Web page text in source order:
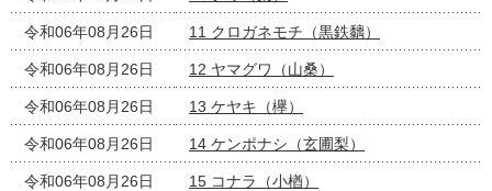
令和06年08月26日 11 クロガネモチ（黒鉄黐）
令和06年08月26日 12 ヤマグワ（山桑）
令和06年08月26日 13 ケヤキ（欅）
令和06年08月26日 14 ケンポナシ（玄圃梨）
令和06年08月26日 15 コナラ（小楢）